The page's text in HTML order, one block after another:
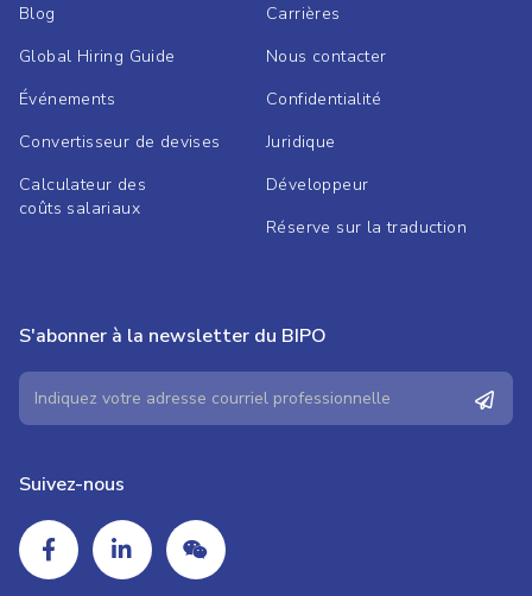
Blog
Global Hiring Guide
Événements
Convertisseur de devises
Calculateur des
coûts salariaux
Carrières
Nous contacter
Confidentialité
Juridique
Développeur
Réserve sur la traduction
S'abonner à la newsletter du BIPO
Suivez-nous